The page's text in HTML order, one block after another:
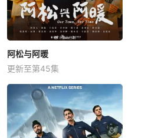
阿松与阿暖
更新至第45集